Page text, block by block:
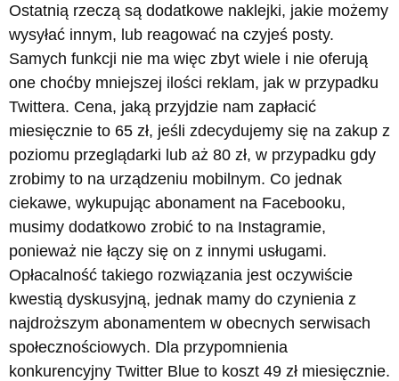
Ostatnią rzeczą są dodatkowe naklejki, jakie możemy
wysyłać innym, lub reagować na czyjeś posty.
Samych funkcji nie ma więc zbyt wiele i nie oferują
one choćby mniejszej ilości reklam, jak w przypadku
Twittera. Cena, jaką przyjdzie nam zapłacić
miesięcznie to 65 zł, jeśli zdecydujemy się na zakup z
poziomu przeglądarki lub aż 80 zł, w przypadku gdy
zrobimy to na urządzeniu mobilnym. Co jednak
ciekawe, wykupując abonament na Facebooku,
musimy dodatkowo zrobić to na Instagramie,
ponieważ nie łączy się on z innymi usługami.
Opłacalność takiego rozwiązania jest oczywiście
kwestią dyskusyjną, jednak mamy do czynienia z
najdroższym abonamentem w obecnych serwisach
społecznościowych. Dla przypomnienia
konkurencyjny Twitter Blue to koszt 49 zł miesięcznie.